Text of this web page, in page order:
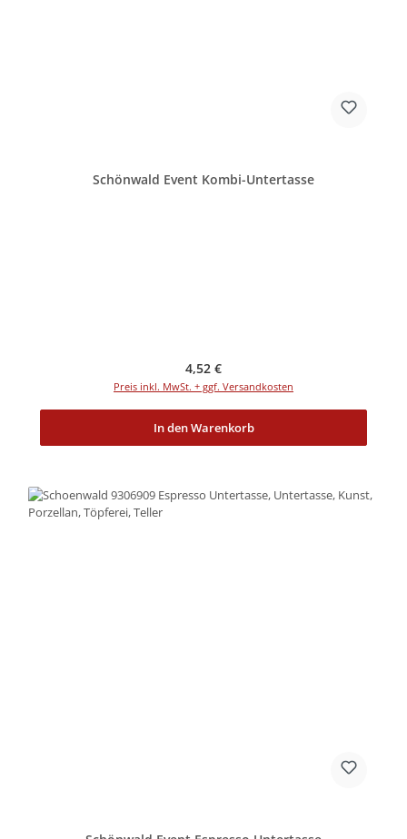
Schönwald Event Kombi-Untertasse
Regulärer Preis:
4,52 €
Preis inkl. MwSt. + ggf. Versandkosten
In den Warenkorb